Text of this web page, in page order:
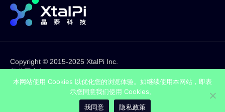
Copyright © 2015-2025 XtalPi Inc.
粤公网安备44030002001636
粤ICP备17120953号
本网站使用 Cookies 以优化您的浏览体验。如继续使用本网站，即表
示您同意我们使用 Cookies。
我同意
隐私政策